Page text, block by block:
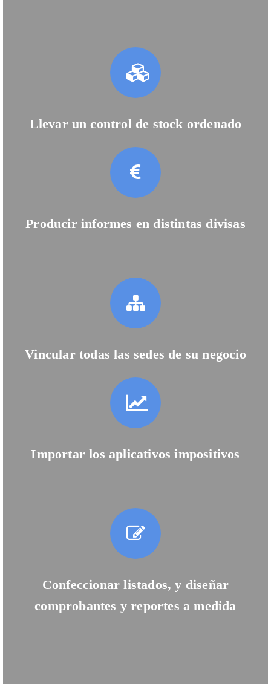
Llevar un control de stock ordenado
Producir informes en distintas divisas
Vincular todas las sedes de su negocio
Importar los aplicativos impositivos
Confeccionar listados, y diseñar
comprobantes y reportes a medida